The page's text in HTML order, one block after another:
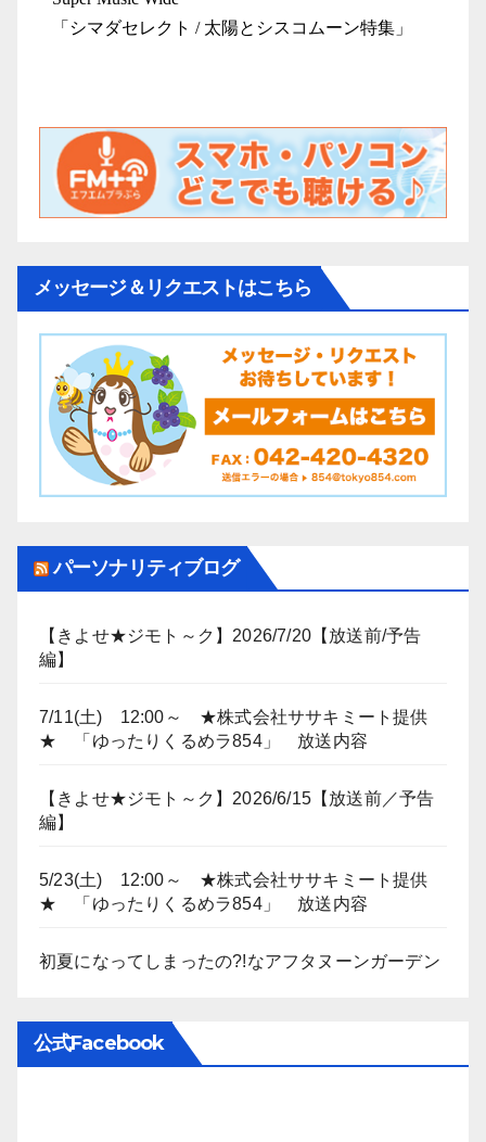
メッセージ＆リクエストはこちら
パーソナリティブログ
【きよせ★ジモト～ク】2026/7/20【放送前/予告
編】
7/11(土) 12:00～ ★株式会社ササキミート提供
★ 「ゆったりくるめラ854」 放送内容
【きよせ★ジモト～ク】2026/6/15【放送前／予告
編】
5/23(土) 12:00～ ★株式会社ササキミート提供
★ 「ゆったりくるめラ854」 放送内容
初夏になってしまったの?!なアフタヌーンガーデン
公式Facebook